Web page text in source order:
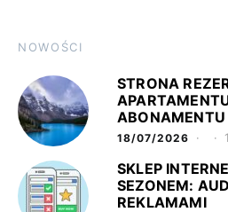
NOWOŚCI
STRONA
ABONAMENTU
18/07/2026
SKLEP
SEZONEM:
REKLAMAMI